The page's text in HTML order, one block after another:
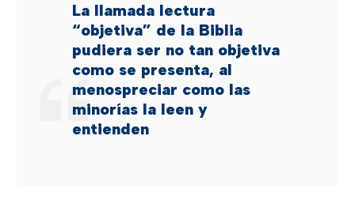
La llamada lectura
“objetiva” de la Biblia
pudiera ser no tan objetiva
como se presenta, al
menospreciar como las
minorías la leen y
entienden